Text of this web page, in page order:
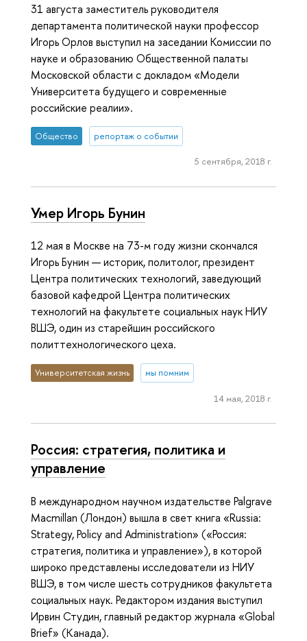
31 августа заместитель руководителя
департамента политической науки профессор
Игорь Орлов выступил на заседании Комиссии по
науке и образованию Общественной палаты
Московской области с докладом «Модели
Университета будущего и современные
российские реалии».
Общество репортаж о событии
5 сентября, 2018 г.
Умер Игорь Бунин
12 мая в Москве на 73-м году жизни скончался
Игорь Бунин — историк, политолог, президент
Центра политических технологий, заведующий
базовой кафедрой Центра политических
технологий на факультете социальных наук НИУ
ВШЭ, один из старейшин российского
политтехнологического цеха.
Университетская жизнь мы помним
14 мая, 2018 г.
Россия: стратегия, политика и
управление
В международном научном издательстве Palgrave
Macmillan (Лондон) вышла в свет книга «Russia:
Strategy, Policy and Administration» («Россия:
стратегия, политика и управление»), в которой
широко представлены исследователи из НИУ
ВШЭ, в том числе шесть сотрудников факультета
социальных наук. Редактором издания выступил
Ирвин Студин, главный редактор журнала «Global
Brief» (Канада).